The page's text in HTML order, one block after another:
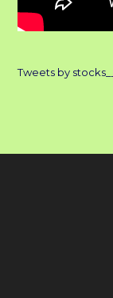
Tweets by